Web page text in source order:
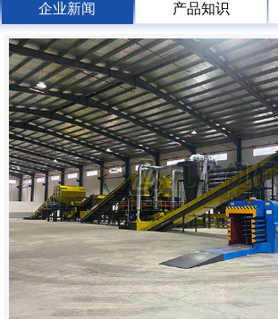
品
视
频
现
场
方
案
动
态联
系
郑
州
市
企业新闻 产品知识